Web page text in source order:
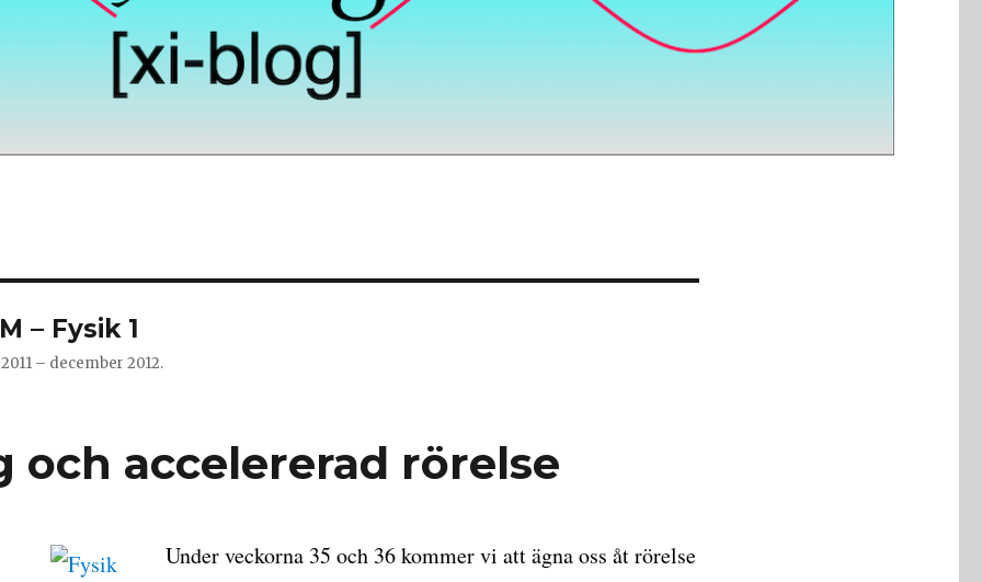
– Fysik 1
– december 2012.
och accelererad rörelse
Under veckorna 35 och 36 kommer vi att ägna oss åt rörelse